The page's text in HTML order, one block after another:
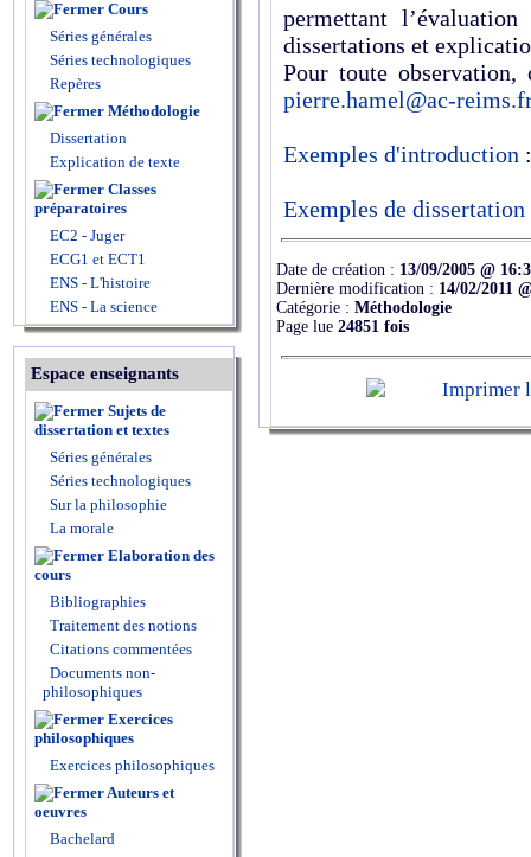
Cours
Séries générales
Séries technologiques
Repères
Méthodologie
Dissertation
Explication de texte
Classes
préparatoires
EC2 - Juger
ECG1 et ECT1
ENS - L'histoire
ENS - La science
Espace enseignants
Sujets de
dissertation et textes
Séries générales
Séries technologiques
Sur la philosophie
La morale
Elaboration des
cours
Bibliographies
Traitement des notions
Citations commentées
Documents non-
philosophiques
Exercices
philosophiques
Exercices philosophiques
Auteurs et
oeuvres
Bachelard
permettant
dissertations et
Pour toute observation,
pierre.hamel@ac-
Exemples d'introduction
Exemples de dissertation
Date de création : 13/09/2005 @
Dernière modification : 14/02/2011
Catégorie : Méthodologie
Page lue 24851 fois